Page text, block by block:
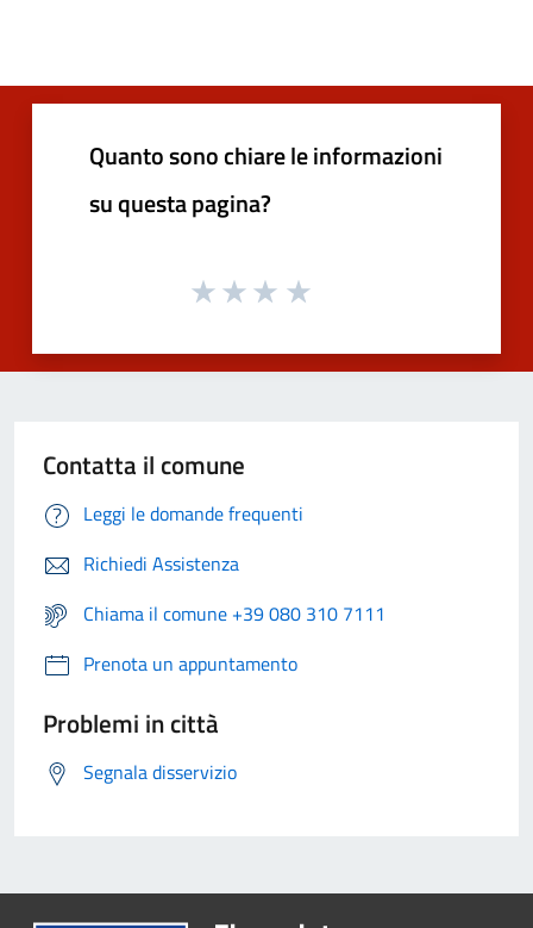
Quanto sono chiare le informazioni
su questa pagina?
Contatta il comune
Leggi le domande frequenti
Richiedi Assistenza
Chiama il comune +39 080 310 7111
Prenota un appuntamento
Problemi in città
Segnala disservizio